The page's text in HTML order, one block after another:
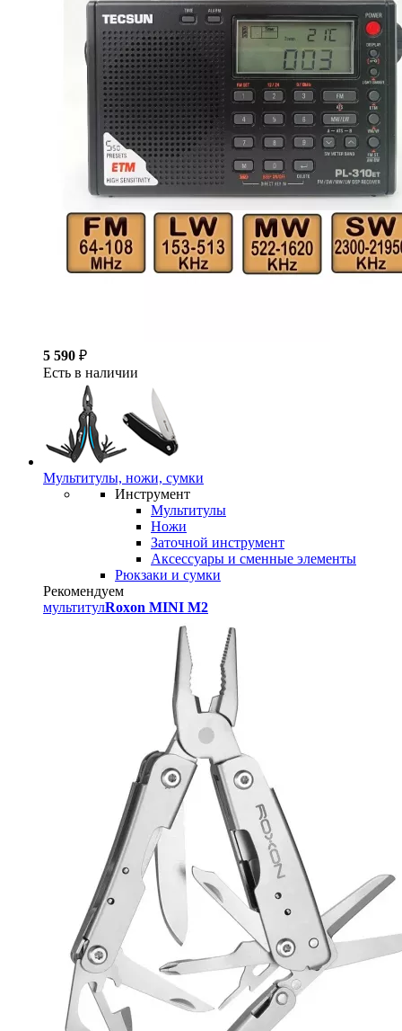
5 590 ₽
Есть в наличии
Мультитулы, ножи, сумки
Инструмент
Мультитулы
Ножи
Заточной инструмент
Аксессуары и сменные элементы
Рюкзаки и сумки
Рекомендуем
мультитулRoxon MINI M2